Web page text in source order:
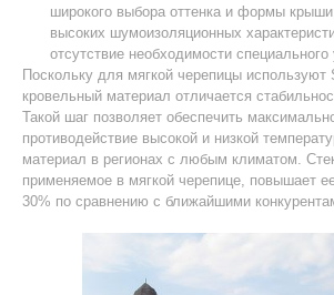
широкого выбора оттенка и формы
высоких шумоизоляционных
отсутствие необходимости специального
Поскольку для мягкой черепицы используют
кровельный материал отличается
Такой шаг позволяет обеспечить
противодействие высокой и низкой
материал в регионах с любым климатом.
применяемое в мягкой черепице, повышает
30% по сравнению с ближайшими